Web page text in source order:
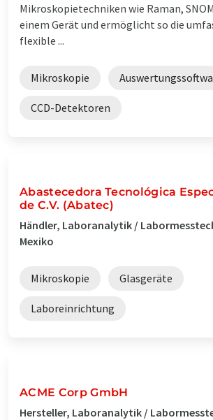
Mikroskopietechniken wie Raman,
einem Gerät und ermöglicht so die
flexible ...
Mikroskopie
CCD-Detektoren
Abastecedora Tecnológica
de C.V. (Abatec)
Händler, Laboranalytik /
Mexiko
Mikroskopie Glasgeräte
Laboreinrichtung
ACME Corp GmbH
Hersteller, Laboranalytik /